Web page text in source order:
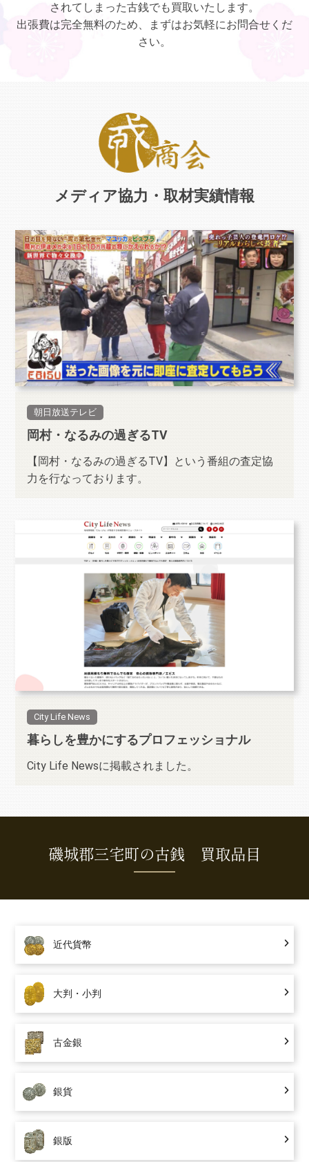
されてしまった古銭でも買取いたします。
出張費は完全無料のため、まずはお気軽にお問合せくだ
さい。
メディア協力・取材実績情報
朝日放送テレビ
岡村・なるみの過ぎるTV
【岡村・なるみの過ぎるTV】という番組の査定協
力を行なっております。
City Life News
暮らしを豊かにするプロフェッショナル
City Life Newsに掲載されました。
磯城郡三宅町の古銭 買取品目
近代貨幣
大判・小判
古金銀
銀貨
銀版